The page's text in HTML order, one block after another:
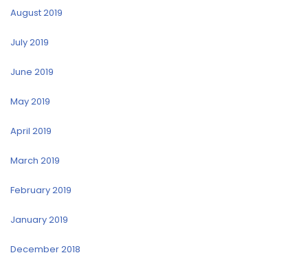
August 2019
July 2019
June 2019
May 2019
April 2019
March 2019
February 2019
January 2019
December 2018